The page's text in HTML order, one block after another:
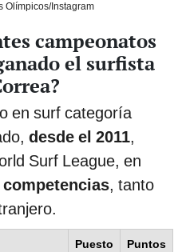
Olímpicos/Instagram
campeonatos
el surfista
en surf categoría
desde el 2011,
Surf League, en
competencias, tanto
Puesto Puntos